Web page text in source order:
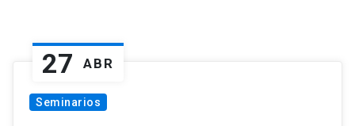
27 ABR
Seminarios